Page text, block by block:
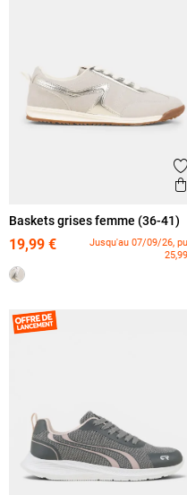
Baskets grises femme (36-41)
19,99 €
Jusqu'au 07/09/26,